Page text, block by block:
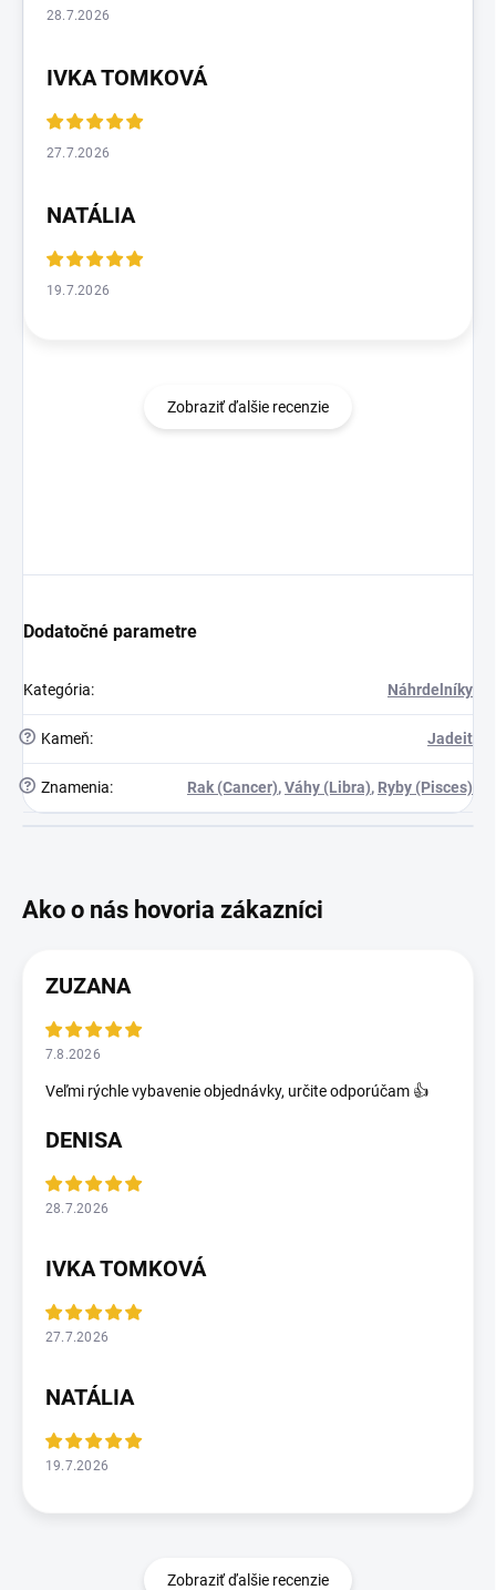
28.7.2026
IVKA TOMKOVÁ
27.7.2026
NATÁLIA
19.7.2026
Zobraziť ďalšie recenzie
Dodatočné parametre
Kategória: Náhrdelníky
? Kameň: Jadeit
? Znamenia: Rak (Cancer),Váhy (Libra), Ryby (Pisces)
ZUZANA
7.8.2026
Veľmi rýchle vybavenie objednávky, určite odporúčam 👍
DENISA
28.7.2026
IVKA TOMKOVÁ
27.7.2026
NATÁLIA
19.7.2026
Zobraziť ďalšie recenzie